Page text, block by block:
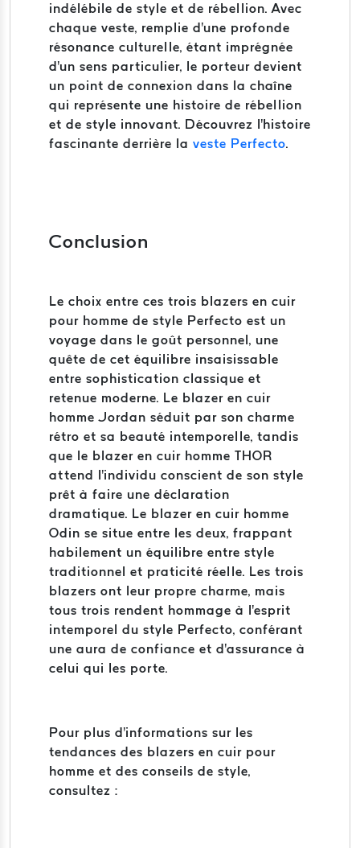
indélébile de style et de rébellion. Avec
chaque veste, remplie d'une profonde
résonance culturelle, étant imprégnée
d'un sens particulier, le porteur devient
un point de connexion dans la chaîne
qui représente une histoire de rébellion
et de style innovant. Découvrez l'histoire
fascinante derrière la veste Perfecto.
Conclusion
Le choix entre ces trois blazers en cuir
pour homme de style Perfecto est un
voyage dans le goût personnel, une
quête de cet équilibre insaisissable
entre sophistication classique et
retenue moderne. Le blazer en cuir
homme Jordan séduit par son charme
rétro et sa beauté intemporelle, tandis
que le blazer en cuir homme THOR
attend l'individu conscient de son style
prêt à faire une déclaration
dramatique. Le blazer en cuir homme
Odin se situe entre les deux, frappant
habilement un équilibre entre style
traditionnel et praticité réelle. Les trois
blazers ont leur propre charme, mais
tous trois rendent hommage à l'esprit
intemporel du style Perfecto, conférant
une aura de confiance et d'assurance à
celui qui les porte.
Pour plus d'informations sur les
tendances des blazers en cuir pour
homme et des conseils de style,
consultez :